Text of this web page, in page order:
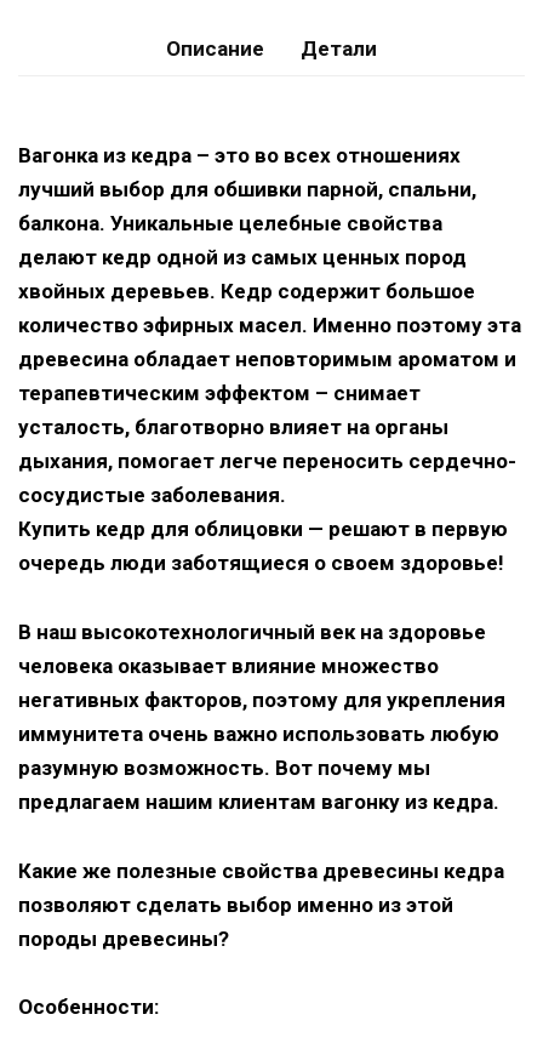
Описание Детали
Вагонка из кедра – это во всех отношениях
лучший выбор для обшивки парной, спальни,
балкона. Уникальные целебные свойства
делают кедр одной из самых ценных пород
хвойных деревьев. Кедр содержит большое
количество эфирных масел. Именно поэтому эта
древесина обладает неповторимым ароматом и
терапевтическим эффектом – снимает
усталость, благотворно влияет на органы
дыхания, помогает легче переносить сердечно-
сосудистые заболевания.
Купить кедр для облицовки — решают в первую
очередь люди заботящиеся о своем здоровье!
В наш высокотехнологичный век на здоровье
человека оказывает влияние множество
негативных факторов, поэтому для укрепления
иммунитета очень важно использовать любую
разумную возможность. Вот почему мы
предлагаем нашим клиентам вагонку из кедра.
Какие же полезные свойства древесины кедра
позволяют сделать выбор именно из этой
породы древесины?
Особенности: